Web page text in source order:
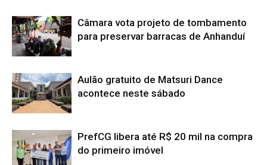
Câmara vota projeto de tombamento
para preservar barracas de Anhanduí
Aulão gratuito de Matsuri Dance
acontece neste sábado
PrefCG libera até R$ 20 mil na compra
do primeiro imóvel